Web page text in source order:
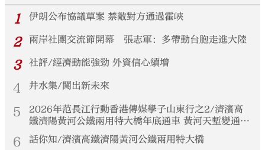
1
伊朗公布協議草案 禁敵對方通過霍峽
2 兩岸社團交流節開幕 張志軍：多帶動台胞走進大陸
3 社評/經濟動能強勁 外資信心續增
4 井水集/闖出新未來
5
2026年范長江行動香港傳媒學子山東行之2/濟濱高
鐵濟陽黃河公鐵兩用特大橋年底通車 黃河天塹變通途
港生見證大國基建實力
6 話你知/濟濱高鐵濟陽黃河公鐵兩用特大橋